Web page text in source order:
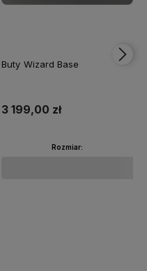
Buty Wizard Base
3 199,00 zł
Rozmiar: